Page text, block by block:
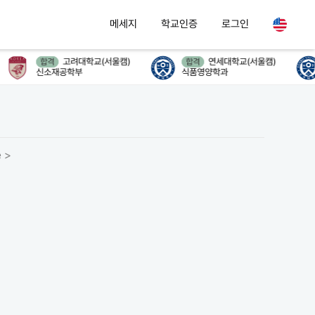
메세지 학교인증 로그인
합격
고려대학교(서울캠)
신소재공학부
합격
연세대학교(서울캠)
식품영양학과
>